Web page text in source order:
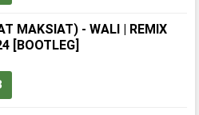
MAKSIAT) - WALI | REMIX
[BOOTLEG]